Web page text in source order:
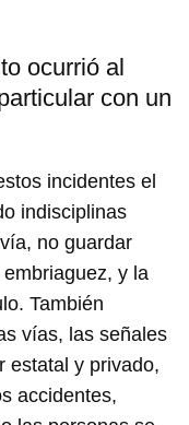
ocurrió al
con un
incidentes el
indisciplinas
no guardar
y la
También
vías, las señales
estatal y privado,
accidentes,